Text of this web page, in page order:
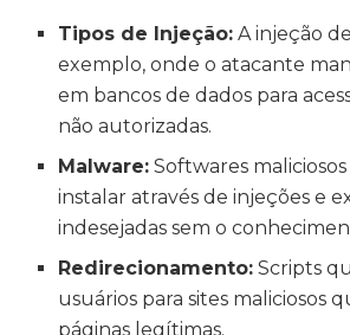
Tipos de Injeção: A injeção
exemplo, onde o atacante
em bancos de dados para
não autorizadas.
Malware: Softwares
instalar através de injeções e
indesejadas sem o
Redirecionamento: Scripts
usuários para sites maliciosos
páginas legítimas.